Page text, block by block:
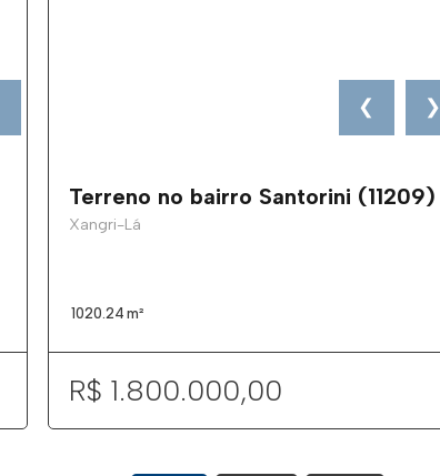
❮ ❯
Terreno no bairro Santorini (11209)
Xangri-Lá
1020.24 m²
R$ 1.800.000,00